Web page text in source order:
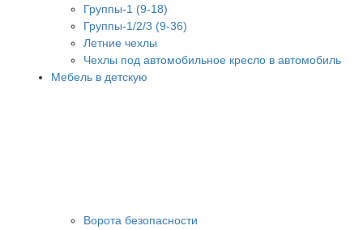
Группы-1 (9-18)
Группы-1/2/3 (9-36)
Летние чехлы
Чехлы под автомобильное кресло в автомобиль
Мебель в детскую
Ворота безопасности